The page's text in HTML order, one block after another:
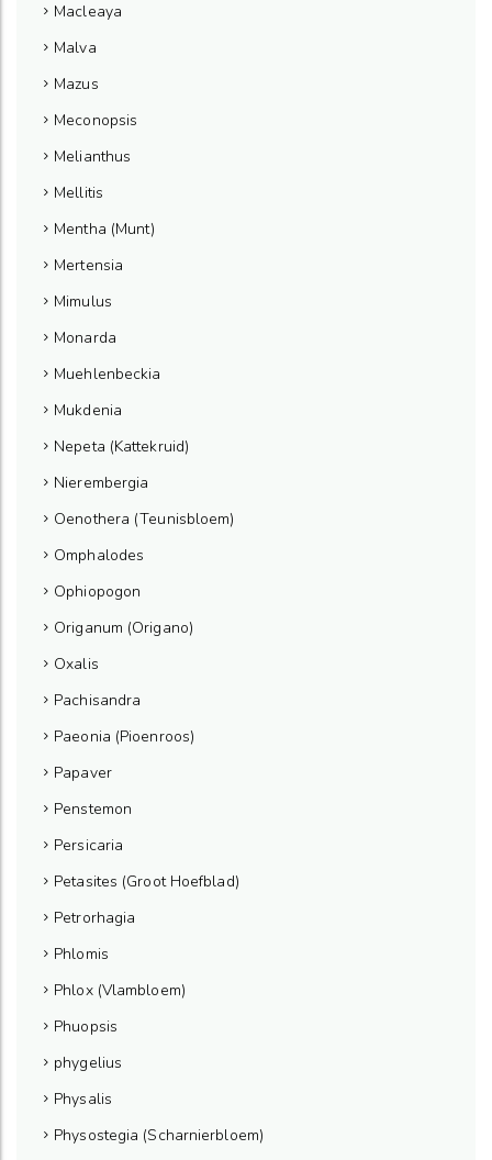
Macleaya
Malva
Mazus
Meconopsis
Melianthus
Mellitis
Mentha (Munt)
Mertensia
Mimulus
Monarda
Muehlenbeckia
Mukdenia
Nepeta (Kattekruid)
Nierembergia
Oenothera (Teunisbloem)
Omphalodes
Ophiopogon
Origanum (Origano)
Oxalis
Pachisandra
Paeonia (Pioenroos)
Papaver
Penstemon
Persicaria
Petasites (Groot Hoefblad)
Petrorhagia
Phlomis
Phlox (Vlambloem)
Phuopsis
phygelius
Physalis
Physostegia (Scharnierbloem)